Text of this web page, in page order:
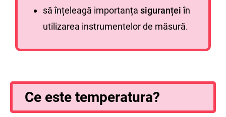
să înțeleagă importanța siguranțeiîn
utilizarea instrumentelor de măsură.
Ce este temperatura?